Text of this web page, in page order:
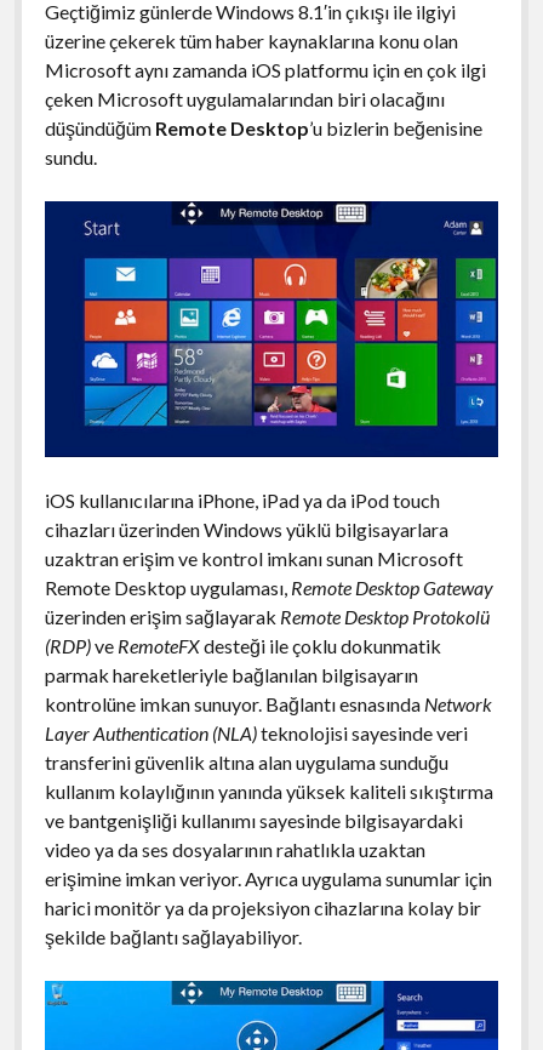
Geçtiğimiz günlerde Windows 8.1′in çıkışı ile ilgiyi
üzerine çekerek tüm haber kaynaklarına konu olan
Microsoft aynı zamanda iOS platformu için en çok ilgi
çeken Microsoft uygulamalarından biri olacağını
düşündüğüm Remote Desktop’u bizlerin beğenisine
sundu.
iOS kullanıcılarına iPhone, iPad ya da iPod touch
cihazları üzerinden Windows yüklü bilgisayarlara
uzaktran erişim ve kontrol imkanı sunan Microsoft
Remote Desktop uygulaması, Remote Desktop Gateway
üzerinden erişim sağlayarak Remote Desktop Protokolü
(RDP)ve RemoteFXdesteği ile çoklu dokunmatik
parmak hareketleriyle bağlanılan bilgisayarın
kontrolüne imkan sunuyor. Bağlantı esnasında Network
Layer Authentication (NLA)teknolojisi sayesinde veri
transferini güvenlik altına alan uygulama sunduğu
kullanım kolaylığının yanında yüksek kaliteli sıkıştırma
ve bantgenişliği kullanımı sayesinde bilgisayardaki
video ya da ses dosyalarının rahatlıkla uzaktan
erişimine imkan veriyor. Ayrıca uygulama sunumlar için
harici monitör ya da projeksiyon cihazlarına kolay bir
şekilde bağlantı sağlayabiliyor.